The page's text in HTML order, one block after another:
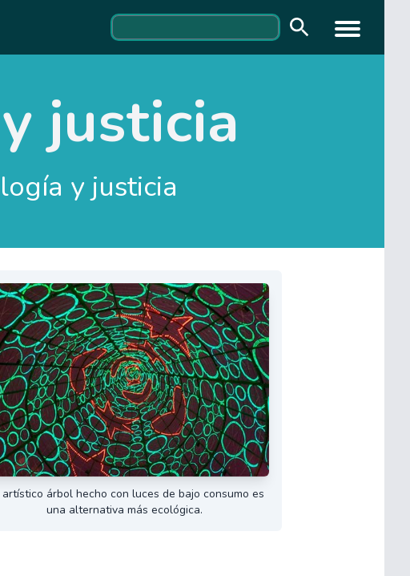
justicia
y justicia
árbol hecho con luces de bajo consumo es
una alternativa más ecológica.